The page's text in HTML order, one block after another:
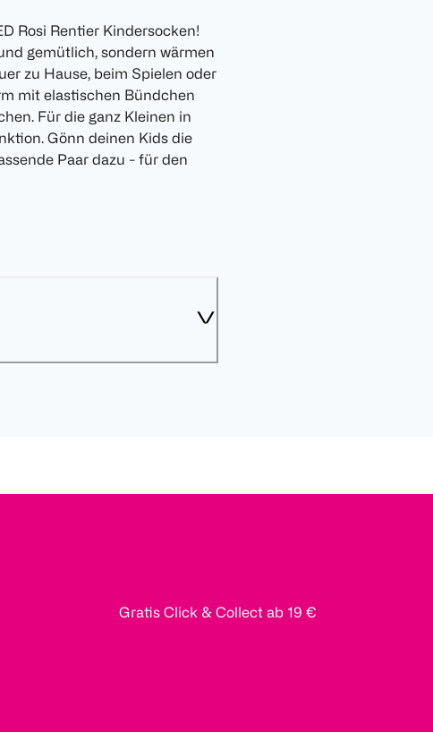
Rosi Rentier Kindersocken!
gemütlich, sondern wärmen
zu Hause, beim Spielen oder
mit elastischen Bündchen
Für die ganz Kleinen in
Gönn deinen Kids die
Paar dazu - für den
Gratis Click & Collect ab 19 €